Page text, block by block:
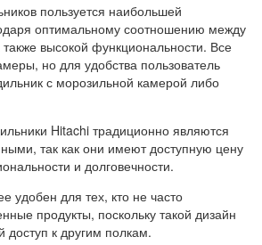
пользуется наибольшей
оптимальному соотношению между
высокой функциональности. Все
но для удобства пользователь
с морозильной камерой либо
Hitachi традиционно являются
так как они имеют доступную цену
и долговечности.
удобен для тех, кто не часто
продукты, поскольку такой дизайн
доступ к другим полкам.